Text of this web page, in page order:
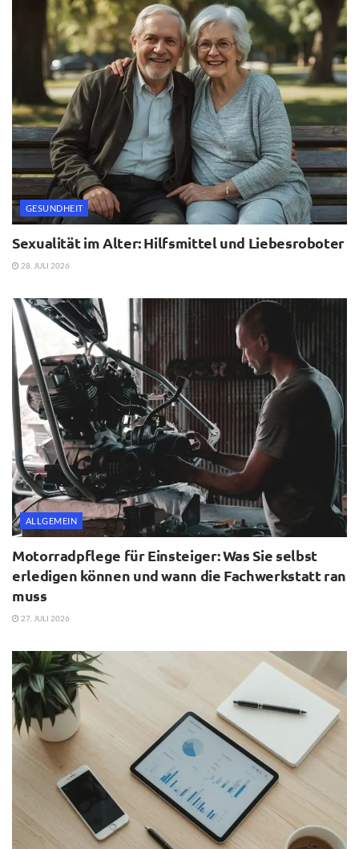
GESUNDHEIT
Sexualität im Alter: Hilfsmittel und Liebesroboter
28. JULI 2026
ALLGEMEIN
Motorradpflege für Einsteiger: Was Sie selbst
erledigen können und wann die Fachwerkstatt ran
muss
27. JULI 2026